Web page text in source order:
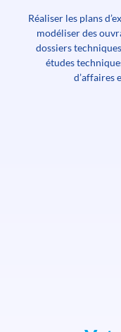
Réaliser les plans
modéliser des
dossiers
études
d’affaires